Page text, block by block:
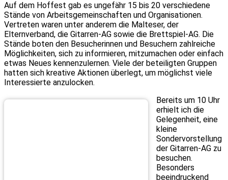
Auf dem Hoffest gab es ungefähr 15 bis 20 verschiedene
Stände von Arbeitsgemeinschaften und Organisationen.
Vertreten waren unter anderem die Malteser, der
Elternverband, die Gitarren-AG sowie die Brettspiel-AG. Die
Stände boten den Besucherinnen und Besuchern zahlreiche
Möglichkeiten, sich zu informieren, mitzumachen oder einfach
etwas Neues kennenzulernen. Viele der beteiligten Gruppen
hatten sich kreative Aktionen überlegt, um möglichst viele
Interessierte anzulocken.
Bereits um 10 Uhr
erhielt ich die
Gelegenheit, eine
kleine
Sondervorstellung
der Gitarren-AG zu
besuchen.
Besonders
beeindruckend